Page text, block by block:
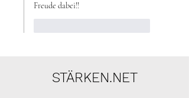
Freude dabei!!
STÄRKEN.NET